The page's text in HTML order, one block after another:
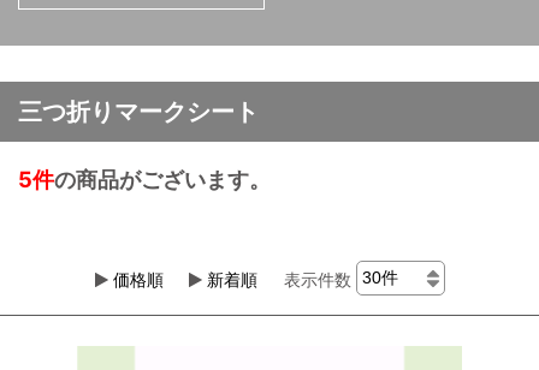
三つ折りマークシート
5件の商品がございます。
価格順 新着順 表示件数